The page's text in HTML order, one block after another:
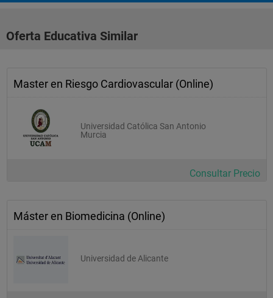
Oferta Educativa Similar
Master en Riesgo Cardiovascular (Online)
Universidad Católica San Antonio
Murcia
Consultar Precio
Máster en Biomedicina (Online)
Universidad de Alicante